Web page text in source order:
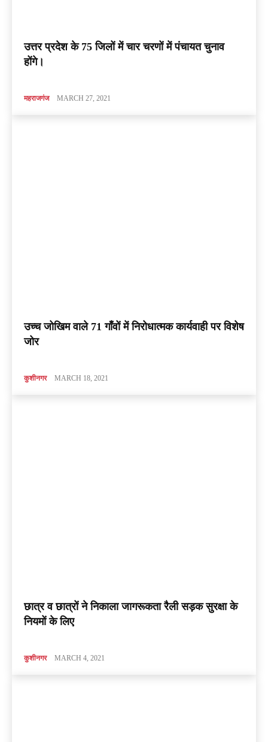
उत्तर प्रदेश के 75 जिलों में चार चरणों में पंचायत चुनाव
होंगे।
महराजगंज MARCH 27, 2021
उच्च जोखिम वाले 71 गाँवों में निरोधात्मक कार्यवाही पर विशेष
जोर
कुशीनगर MARCH 18, 2021
छात्र व छात्रों ने निकाला जागरूकता रैली सड़क सुरक्षा के
नियमों के लिए
कुशीनगर MARCH 4, 2021